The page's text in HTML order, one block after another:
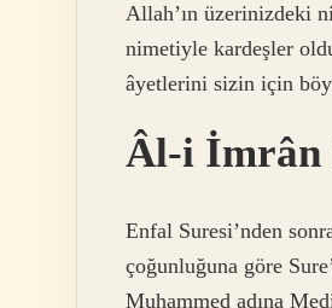
Allah’ın üzerinizdeki
nimetiyle kardeşler
âyetlerini sizin için
Âl-i İmrân
Enfal Suresi’nden
çoğunluğuna göre
Muhammed adına